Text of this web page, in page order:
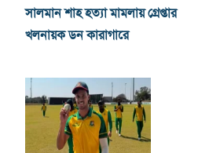
সালমান শাহ হত্যা মামলায় গ্রেপ্তার
খলনায়ক ডন কারাগারে